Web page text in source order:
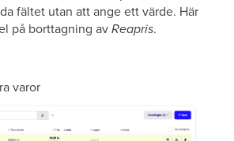
fältet utan att ange ett värde. Här
på borttagning avReapris.
varor